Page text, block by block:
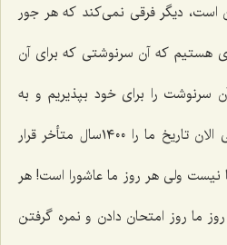
است، دیگر فرقی نمی‌کند که هر جور
هستیم که آن سرنوشتی که برای آن
را برای خود بپذیریم و به
دنبال آن حرکت کنیم؟! منتهی الان تاریخ ما را ١٤٠٠سال متأخر قرار
نیست ولی هر روز ما عاشورا است! هر
ما روز امتحان دادن و نمره گرفتن